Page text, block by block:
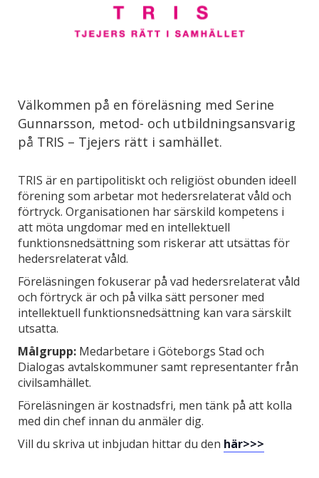
Välkommen på en föreläsning med Serine
Gunnarsson, metod- och utbildningsansvarig
på TRIS – Tjejers rätt i samhället.
TRIS är en partipolitiskt och religiöst obunden ideell
förening som arbetar mot hedersrelaterat våld och
förtryck. Organisationen har särskild kompetens i
att möta ungdomar med en intellektuell
funktionsnedsättning som riskerar att utsättas för
hedersrelaterat våld.
Föreläsningen fokuserar på vad hedersrelaterat våld
och förtryck är och på vilka sätt personer med
intellektuell funktionsnedsättning kan vara särskilt
utsatta.
Målgrupp: Medarbetare i Göteborgs Stad och
Dialogas avtalskommuner samt representanter från
civilsamhället.
Föreläsningen är kostnadsfri, men tänk på att kolla
med din chef innan du anmäler dig.
Vill du skriva ut inbjudan hittar du den här>>>